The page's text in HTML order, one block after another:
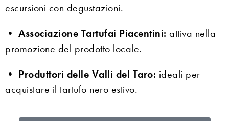
escursioni con degustazioni.
• Associazione Tartufai Piacentini: attiva nella
promozione del prodotto locale.
• Produttori delle Valli del Taro: ideali per
acquistare il tartufo nero estivo.